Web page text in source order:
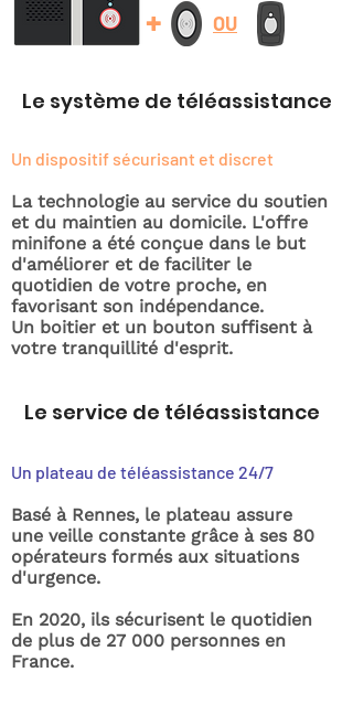
+ OU
Le système de téléassistance
Un dispositif sécurisant et discret
La technologie au service du soutien
et du maintien au domicile. L'offre
minifone a été conçue dans le but
d'améliorer et de faciliter le
quotidien de votre proche, en
favorisant son indépendance.
Un boitier et un bouton suffisent à
votre tranquillité d'esprit.
Le service de téléassistance
Un plateau de téléassistance 24/7
Basé à Rennes, le plateau assure
une veille constante grâce à ses 80
opérateurs formés aux situations
d'urgence.
En 2020, ils sécurisent le quotidien
de plus de 27 000 personnes en
France.